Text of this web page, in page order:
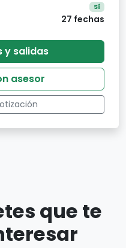
Sí
27 fechas
y salidas
asesor
que te